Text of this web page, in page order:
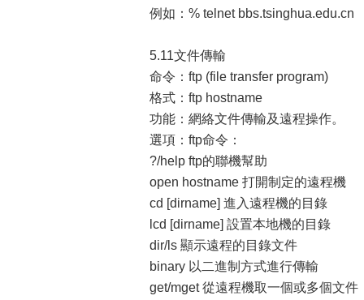
例如：% telnet bbs.tsinghua.edu.cn
5.11文件傳輸
命令：ftp (file transfer program)
格式：ftp hostname
功能：網絡文件傳輸及遠程操作。
選項：ftp命令：
?/help ftp的聯機幫助
open hostname 打開制定的遠程機
cd [dirname] 進入遠程機的目錄
lcd [dirname] 設置本地機的目錄
dir/ls 顯示遠程的目錄文件
binary 以二進制方式進行傳輸
get/mget 從遠程機取一個或多個文件